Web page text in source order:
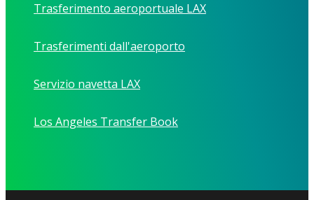
Trasferimento aeroportuale LAX
Trasferimenti dall'aeroporto
Servizio navetta LAX
Los Angeles Transfer Book